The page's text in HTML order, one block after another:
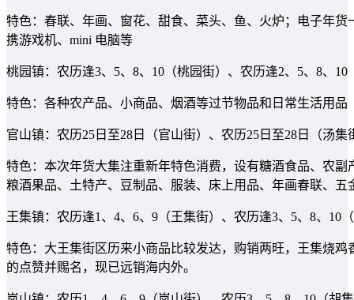
特色：春联、年画、窗花、甜食、菜头、鱼、火炉；电子年
携游戏机、mini 电脑等
桃园镇：农历逢3、5、8、10（桃园街）、农历逢2、5、8、10
特色：各种农产品、小商品、烟酒等过节物品和日常生活用品
官山镇：农历25日至28日（官山街）、农历25日至28日（汤
特色：本次年货大集注重新年特色消费，设有糖酒食品、农
粮酒果品、土特产、豆制品、服装、床上用品、年画春联、五
王集镇：农历逢1、4、6、9（王集街）、农历逢3、5、8、10
特色：大王集街区历来小商品比较发达，购销两旺，王集烧
的点赞并赐名，现已远销海内外。